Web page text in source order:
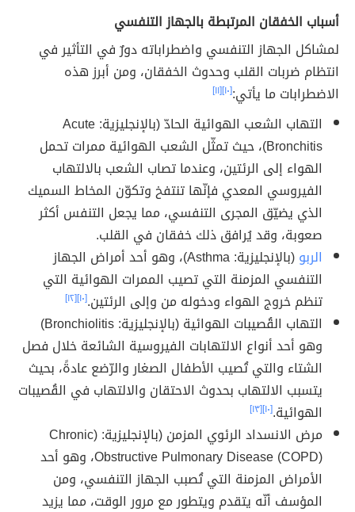
أسباب الخفقان المرتبطة بالجهاز التنفسي
لمشاكل الجهاز التنفسي واضطراباته دورٌ في التأثير في
انتظام ضربات القلب وحدوث الخفقان، ومن أبرز هذه
الاضطرابات ما يأتي:[١٠] [١١]
التهاب الشعب الهوائية الحادّ (بالإنجليزية: Acute
Bronchitis)، حيث تمثّل الشعب الهوائية ممرات تحمل
الهواء إلى الرئتين، وعندما تصاب الشعب بالالتهاب
الفيروسي المعدي فإنّها تنتفخ وتكوّن المخاط السميك
الذي يضيّق المجرى التنفسي، مما يجعل التنفس أكثر
صعوبة، وقد يُرافق ذلك خفقان في القلب.
الربو
(بالإنجليزية: Asthma)، وهو أحد أمراض الجهاز
التنفسي المزمنة التي تصيب الممرات الهوائية التي
تنظم خروج الهواء ودخوله من وإلى الرئتين.[١٠] [١٢]
التهاب القُصيبات الهوائية (بالإنجليزية: Bronchiolitis)
وهو أحد أنواع الالتهابات الفيروسية الشائعة خلال فصل
الشتاء والتي تُصيب الأطفال الصغار والرّضع عادةً، بحيث
يتسبب الالتهاب بحدوث الاحتقان والالتهاب في القُصيبات
الهوائية.[١٠] [١٣]
مرض الانسداد الرئوي المزمن (بالإنجليزية: (Chronic
Obstructive Pulmonary Disease (COPD)، وهو أحد
الأمراض المزمنة التي تُصبب الجهاز التنفسي، ومن
المؤسف أنّه يتقدم ويتطور مع مرور الوقت، مما يزيد